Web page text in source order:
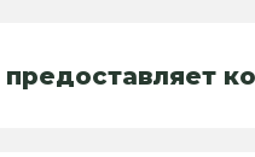
предоставляет